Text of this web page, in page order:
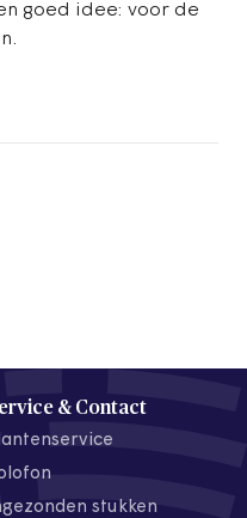
goed idee: voor de
& Contact
stukken